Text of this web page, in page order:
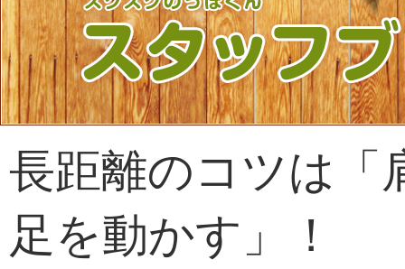
長距離のコツは「
足を動かす」！